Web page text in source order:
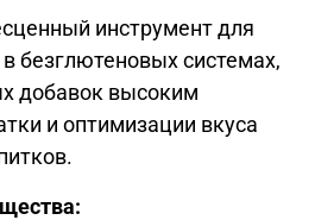
инструмент для
безглютеновых системах,
добавок высоким
и оптимизации вкуса